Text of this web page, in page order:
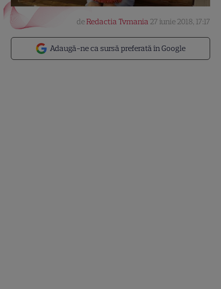
Adaugă-ne ca sursă preferată în Google
deRedactia Tvmania 27 iunie 2018, 17:17